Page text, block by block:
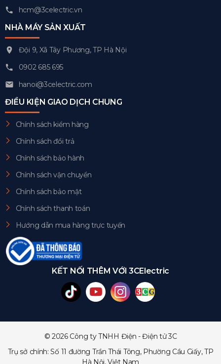
hcm@3celectric.vn
NHÀ MÁY SẢN XUẤT
Đội 9, Xã Tây Phương, TP Hà Nội
0902 685 695
hanoi@3celectric.com
ĐIỀU KIỆN GIAO DỊCH CHUNG
Chính sách kiểm hàng
Chính sách đổi trả
Chính sách bảo hành
Chính sách vận chuyển
Chính sách bảo mật
Chính sách thanh toán
Hướng dẫn mua hàng trực tuyến
KẾT NỐI THÊM VỚI 3CElectric
© 2026 Công ty TNHH Điện - Điện tử 3C
Trụ sở chính: Số 11 đường Trần Thái Tông, Phường Cầu Giấy, TP
Hà Nội, Việt Nam